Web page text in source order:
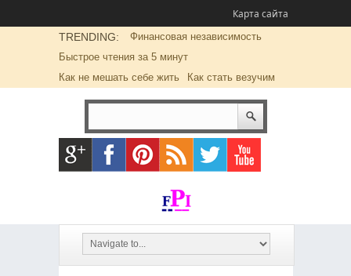
Карта сайта
TRENDING:
Финансовая независимость
Быстрое чтения за 5 минут
Как не мешать себе жить
Как стать везучим